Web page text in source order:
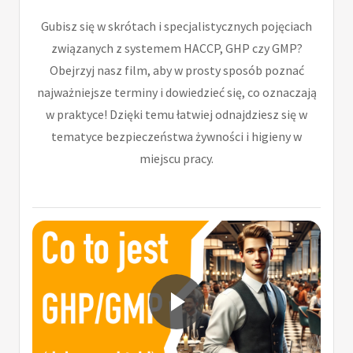
Gubisz się w skrótach i specjalistycznych pojęciach
związanych z systemem HACCP, GHP czy GMP?
Obejrzyj nasz film, aby w prosty sposób poznać
najważniejsze terminy i dowiedzieć się, co oznaczają
w praktyce! Dzięki temu łatwiej odnajdziesz się w
tematyce bezpieczeństwa żywności i higieny w
miejscu pracy.